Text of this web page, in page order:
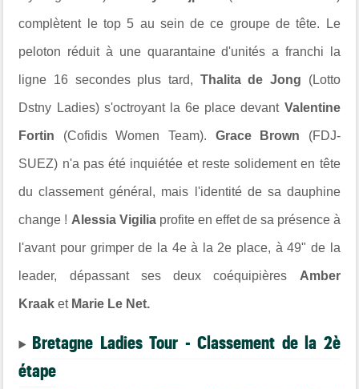
complètent le top 5 au sein de ce groupe de tête. Le
peloton réduit à une quarantaine d'unités a franchi la
ligne 16 secondes plus tard, Thalita de Jong (Lotto
Dstny Ladies) s'octroyant la 6e place devant Valentine
Fortin (Cofidis Women Team). Grace Brown (FDJ-
SUEZ) n'a pas été inquiétée et reste solidement en tête
du classement général, mais l'identité de sa dauphine
change ! Alessia Vigiliaprofite en effet de sa présence à
l'avant pour grimper de la 4e à la 2e place, à 49" de la
leader, dépassant ses deux coéquipières Amber
Kraak et Marie Le Net.
Bretagne Ladies Tour - Classement de la 2è
étape